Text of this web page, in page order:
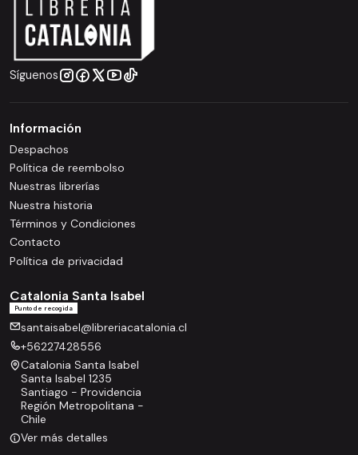
Síguenos
Información
Despachos
Política de reembolso
Nuestras librerías
Nuestra historia
Términos y Condiciones
Contacto
Política de privacidad
Catalonia Santa Isabel
Punto de recogida
santaisabel@libreriacatalonia.cl
+56227428556
Catalonia Santa Isabel
Santa Isabel 1235
Santiago - Providencia
Región Metropolitana -
Chile
Ver más detalles